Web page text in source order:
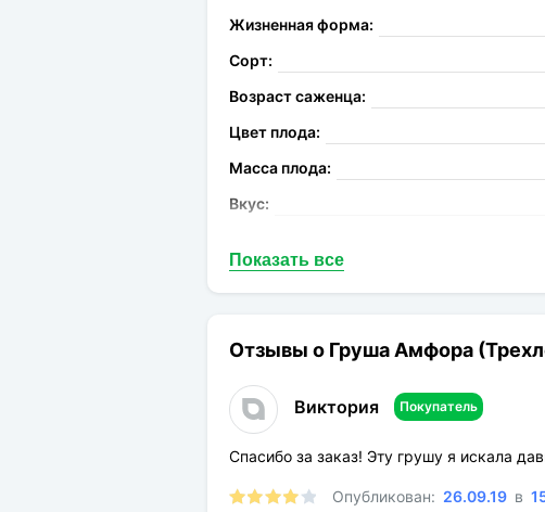
Жизненная форма:
Сорт:
Возраст саженца:
Цвет плода:
Масса плода:
Вкус:
Опыление:
Род:
Конечная размер:
Расстояние посадки:
Требования к поливу:
Солнечный свет:
Показать все
Отзывы о Груша Амфора
Виктория Покупатель
Спасибо за заказ! Эту грушу я искала
Опубликован: 26.09.19 в